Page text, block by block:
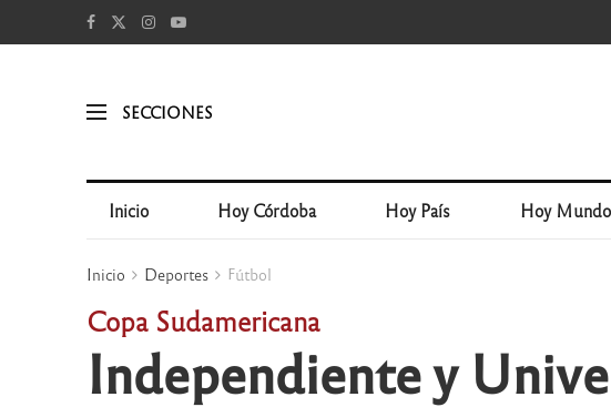
SECCIONES
Inicio Hoy Córdoba Hoy País Hoy Mundo
Inicio Deportes Fútbol
Copa Sudamericana
Independiente y